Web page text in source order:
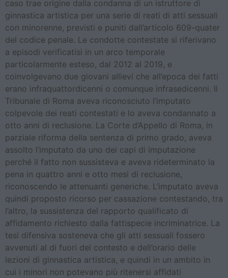
caso trae origine dalla condanna di un istruttore di
ginnastica artistica per una serie di reati di atti sessuali
con minorenne, previsti e puniti dall’articolo 609-quater
del codice penale. Le condotte contestate si riferivano
a episodi verificatisi in un arco temporale
particolarmente esteso, dal 2012 al 2019, e
coinvolgevano due giovani allievi che all’epoca dei fatti
erano infraquattordicenni o comunque infrasedicenni. Il
Tribunale di Roma aveva riconosciuto l’imputato
colpevole dei reati contestati e lo aveva condannato a
otto anni di reclusione. La Corte d’Appello di Roma, in
parziale riforma della sentenza di primo grado, aveva
assolto l’imputato da uno dei capi di imputazione
perché il fatto non sussisteva e aveva rideterminato la
pena in quattro anni e otto mesi di reclusione,
riconoscendo le attenuanti generiche. L’imputato aveva
quindi proposto ricorso per cassazione contestando, tra
l’altro, la sussistenza del rapporto qualificato di
affidamento richiesto dalla fattispecie incriminatrice. La
tesi difensiva sosteneva che gli atti sessuali fossero
avvenuti al di fuori del contesto e dell’orario delle
lezioni di ginnastica artistica, e quindi in un ambito in
cui i minori non potevano più ritenersi affidati